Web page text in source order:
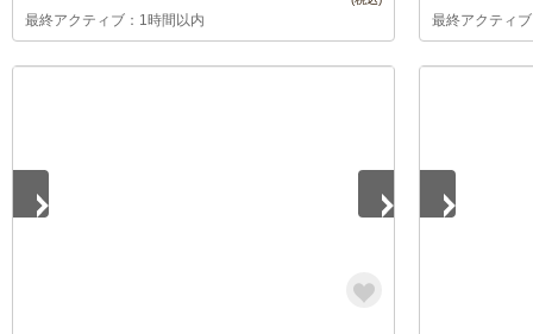
最終アクティブ：1時間以内 最終アクティ